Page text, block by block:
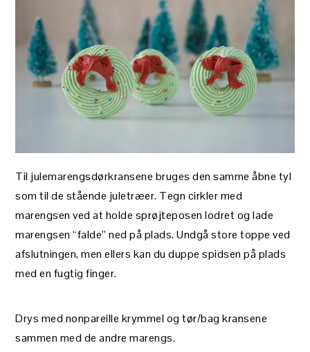
Til julemarengsdørkransene bruges den samme åbne tyl
som til de stående juletræer. Tegn cirkler med
marengsen ved at holde sprøjteposen lodret og lade
marengsen “falde” ned på plads. Undgå store toppe ved
afslutningen, men ellers kan du duppe spidsen på plads
med en fugtig finger.
Drys med nonpareille krymmel og tør/bag kransene
sammen med de andre marengs.